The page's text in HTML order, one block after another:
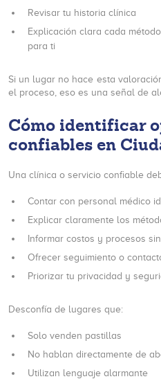
Revisar tu historia clínica
Explicación clara cada
para ti
Si un lugar no hace esta
el proceso, eso es una señal de
Cómo identificar
confiables en
Una clínica o servicio confiable
Contar con personal médico
Explicar claramente los
Informar costos y procesos
Ofrecer seguimiento o
Priorizar tu privacidad y
Desconfía de lugares que:
Solo venden pastillas
No hablan directamente de
Utilizan lenguaje alarmante